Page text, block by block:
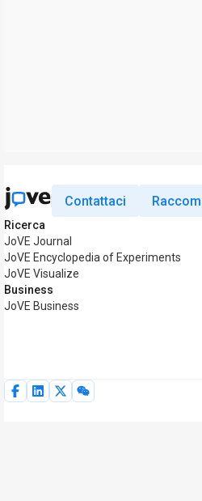
Contattaci
Ricerca
JoVE Journal
JoVE Encyclopedia of Experiments
JoVE Visualize
Business
JoVE Business